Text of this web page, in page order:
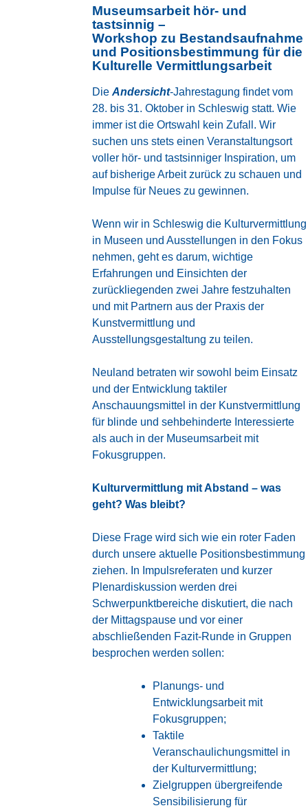
Museumsarbeit hör- und
tastsinnig –
Workshop zu Bestandsaufnahme
und Positionsbestimmung für die
Kulturelle Vermittlungsarbeit
DieAndersicht-Jahrestagung findet vom
28. bis 31. Oktober in Schleswig statt. Wie
immer ist die Ortswahl kein Zufall. Wir
suchen uns stets einen Veranstaltungsort
voller hör- und tastsinniger Inspiration, um
auf bisherige Arbeit zurück zu schauen und
Impulse für Neues zu gewinnen.
Wenn wir in Schleswig die Kulturvermittlung
in Museen und Ausstellungen in den Fokus
nehmen, geht es darum, wichtige
Erfahrungen und Einsichten der
zurückliegenden zwei Jahre festzuhalten
und mit Partnern aus der Praxis der
Kunstvermittlung und
Ausstellungsgestaltung zu teilen.
Neuland betraten wir sowohl beim Einsatz
und der Entwicklung taktiler
Anschauungsmittel in der Kunstvermittlung
für blinde und sehbehinderte Interessierte
als auch in der Museumsarbeit mit
Fokusgruppen.
Kulturvermittlung mit Abstand – was
geht? Was bleibt?
Diese Frage wird sich wie ein roter Faden
durch unsere aktuelle Positionsbestimmung
ziehen. In Impulsreferaten und kurzer
Plenardiskussion werden drei
Schwerpunktbereiche diskutiert, die nach
der Mittagspause und vor einer
abschließenden Fazit-Runde in Gruppen
besprochen werden sollen:
Planungs- und
Entwicklungsarbeit mit
Fokusgruppen;
Taktile
Veranschaulichungsmittel in
der Kulturvermittlung;
Zielgruppen übergreifende
Sensibilisierung für